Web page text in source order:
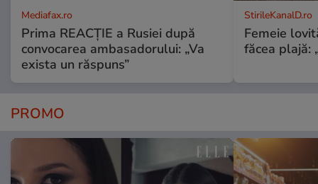
Mediafax.ro
Prima REACȚIE a Rusiei după
convocarea ambasadorului: „Va
exista un răspuns”
StirileKanalD.ro
Femeie
făcea plajă:
PROMO